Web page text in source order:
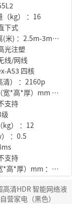
（kg） ：16
下式
推荐观看距离(米) ：2.5m-3m（46-55英寸）
光注塑
线/网线
A53 四核
清） ：2160p
外包装尺寸（宽*高*厚）mm ：1400*875*150
支持
kg） ：12
：0.5
支持
单屏尺寸（宽*高*厚）mm ：1244*720*78
清HDR 智能网络液
营家电（黑色）